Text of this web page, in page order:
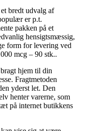
bredt udvalg af
er p.t.
pakken på et
hensigtsmæssig,
form for levering ved
mcg – 90 stk..
hjem til din
Fragtmetoden
yderst let. Den
henter varerne, som
på internet butikkens